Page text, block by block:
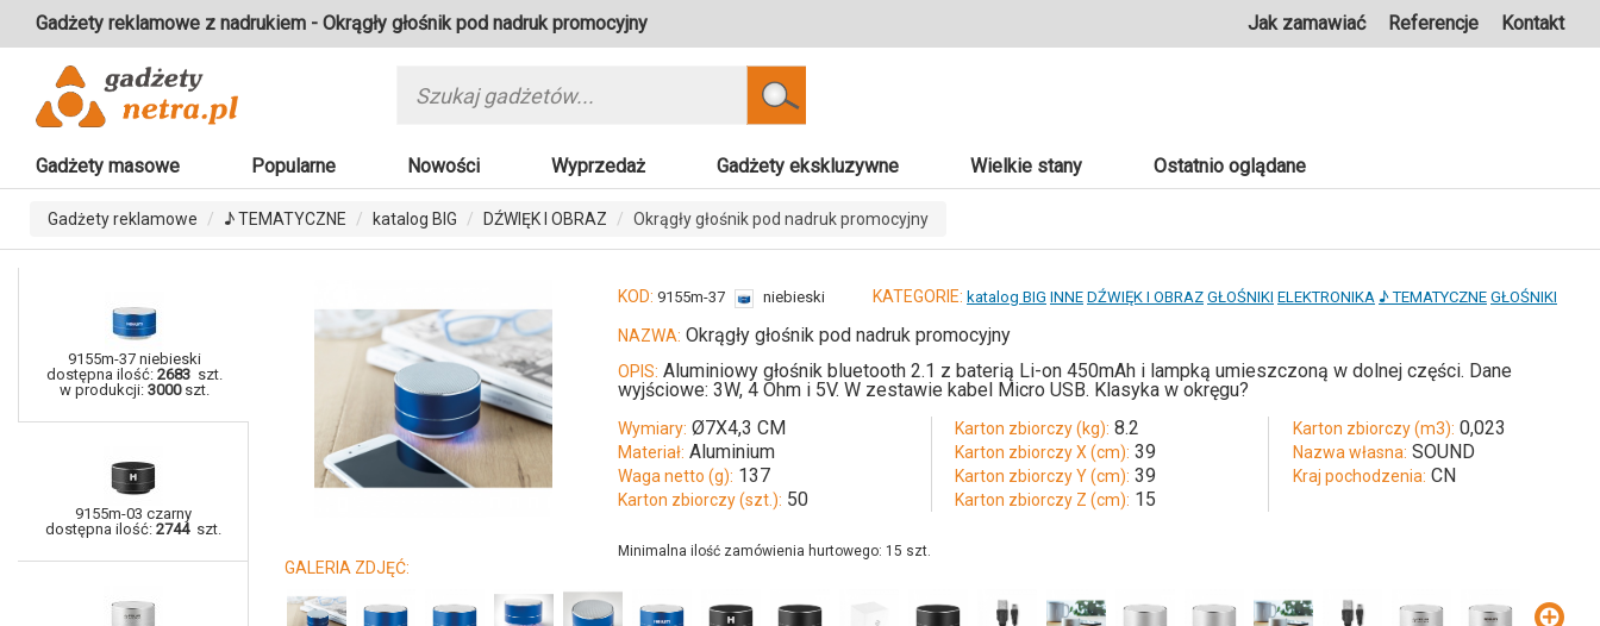
Gadżety reklamowe z nadrukiem - Okrągły głośnik pod nadruk promocyjny Jak zamawiać Referencje Kontakt
Szukaj
Gadżety masowe Popularne Nowości Wyprzedaż Gadżety ekskluzywne Wielkie stany Ostatnio oglądane
Gadżety reklamowe ♪ TEMATYCZNE katalog BIG DŹWIĘK I OBRAZ Okrągły głośnik pod nadruk promocyjny
9155m-37 niebieski
dostępna ilość: 2683szt.
w produkcji: 3000szt.
9155m-03 czarny
dostępna ilość: 2744szt.
KOD: 9155m-37 niebieski KATEGORIE: katalog BIG INNE DŹWIĘK I OBRAZ GŁOŚNIKI ELEKTRONIKA ♪ TEMATYCZNE GŁOŚNIKI
NAZWA: Okrągły głośnik pod nadruk promocyjny
OPIS: Aluminiowy głośnik bluetooth 2.1 z baterią Li-on 450mAh i lampką umieszczoną w dolnej części. Dane
wyjściowe: 3W, 4 Ohm i 5V. W zestawie kabel Micro USB. Klasyka w okręgu?
Wymiary: Ø7X4,3 CM
Materiał: Aluminium
Waga netto (g): 137
Karton zbiorczy (szt.): 50
Karton zbiorczy (kg): 8.2
Karton zbiorczy X (cm): 39
Karton zbiorczy Y (cm): 39
Karton zbiorczy Z (cm): 15
Karton zbiorczy (m3): 0,023
Nazwa własna: SOUND
Kraj pochodzenia: CN
Minimalna ilość zamówienia hurtowego: 15 szt.
GALERIA ZDJĘĆ: